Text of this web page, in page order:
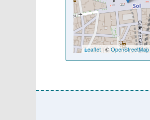
Leaflet | ©OpenStreetMap